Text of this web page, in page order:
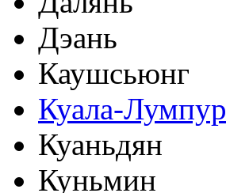
Дэань
Каушсьюнг
Куала-Лумпур
Куаньдян
Куньмин